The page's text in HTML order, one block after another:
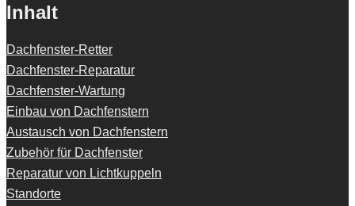
Inhalt
Dachfenster-Retter
Dachfenster-Reparatur
Dachfenster-Wartung
Einbau von Dachfenstern
Austausch von Dachfenstern
Zubehör für Dachfenster
Reparatur von Lichtkuppeln
Standorte